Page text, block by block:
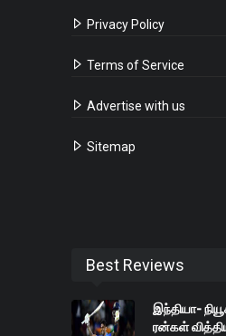
Privacy Policy
Terms of Service
Advertise with us
Sitemap
Best Reviews
இந்தியா-
ரன்கள்